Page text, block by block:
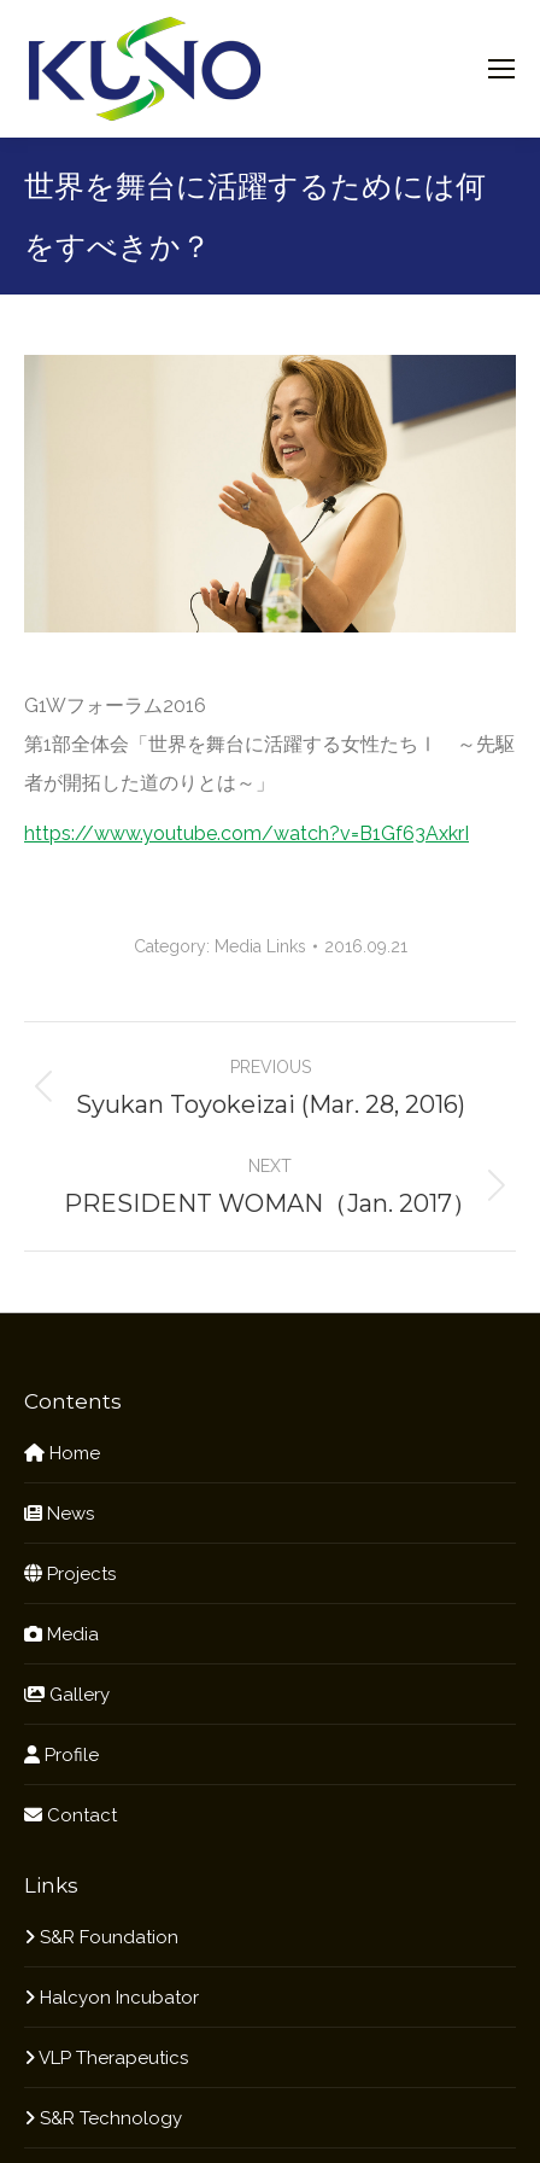
世界を舞台に活躍するためには何
をすべきか？
G1Wフォーラム2016
第1部全体会「世界を舞台に活躍する女性たちⅠ ～先駆
者が開拓した道のりとは～」
https://www.youtube.com/watch?v=B1Gf63AxkrI
Category: Media Links 2016.09.21
navigation
PREVIOUS
Previous
Syukan Toyokeizai (Mar. 28, 2016)
NEXT
Next
PRESIDENT WOMAN（Jan. 2017）
Contents
Home
News
Projects
Media
Gallery
Profile
Contact
Links
S&R Foundation
Halcyon Incubator
VLP Therapeutics
S&R Technology